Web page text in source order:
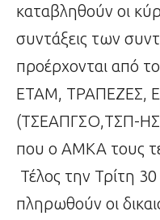
καταβληθούν οι
συντάξεις των
προέρχονται από
ΕΤΑΜ, ΤΡΑΠΕΖΕΣ,
(ΤΣΕΑΠΓΣΟ,ΤΣΠ-
που ο ΑΜΚΑ τους
Τέλος την Τρίτη
πληρωθούν οι